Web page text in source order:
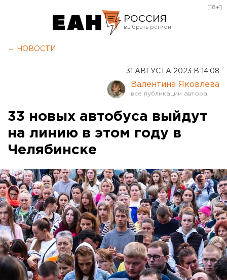
РОССИЯ
Оренбург
[18+]
← НОВОСТИ
31 АВГУСТА 2023 В 14:08
Валентина Яковлева
33 новых автобуса выйдут
на линию в этом году в
Челябинске